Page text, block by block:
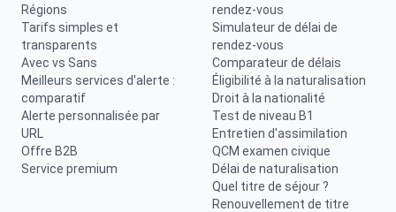
Régions
Tarifs simples et
transparents
Avec vs Sans
Meilleurs services d'alerte :
comparatif
Alerte personnalisée par
URL
Offre B2B
Service premium
rendez-vous
Simulateur de délai de
rendez-vous
Comparateur de délais
Éligibilité à la naturalisation
Droit à la nationalité
Test de niveau B1
Entretien d'assimilation
QCM examen civique
Délai de naturalisation
Quel titre de séjour ?
Renouvellement de titre